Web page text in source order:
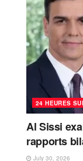
24 HEURES
Al Sissi
rapports
July 30, 2026